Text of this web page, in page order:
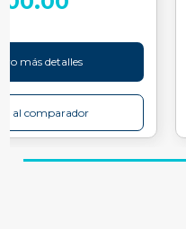
más detalles
al comparador